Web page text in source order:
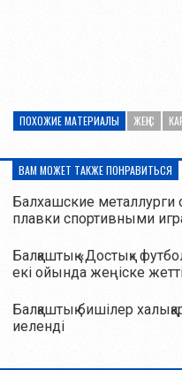
ПОХОЖИЕ МАТЕРИАЛЫ ЖЕҢІС
ВАМ МОЖЕТ ТАКЖЕ ПОНРАВИТЬСЯ
Балхашские
плавки спортивными
Балқаштық «Достық»
екі ойында жеңіске
Балқаштық бишілер
иеленді